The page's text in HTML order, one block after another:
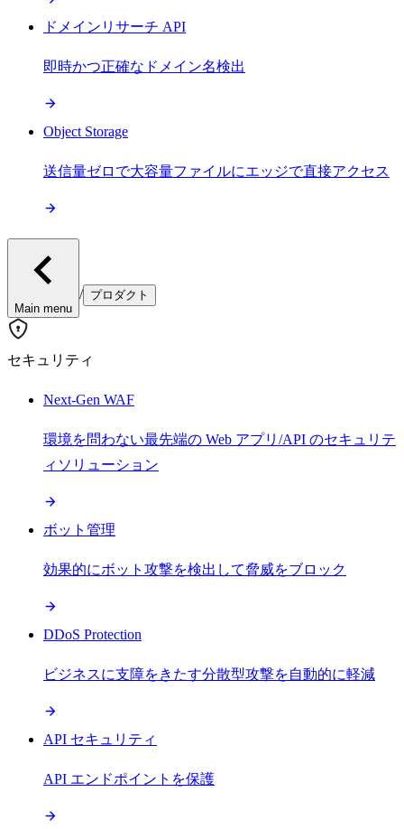
ドメインリサーチ API
即時かつ正確なドメイン名検出
Object Storage
送信量ゼロで大容量ファイルにエッジで直接アクセス
Main menu
/ プロダクト
セキュリティ
Next-Gen WAF
環境を問わない最先端の Web アプリ/API のセキュリテ
ィソリューション
ボット管理
効果的にボット攻撃を検出して脅威をブロック
DDoS Protection
ビジネスに支障をきたす分散型攻撃を自動的に軽減
API セキュリティ
API エンドポイントを保護